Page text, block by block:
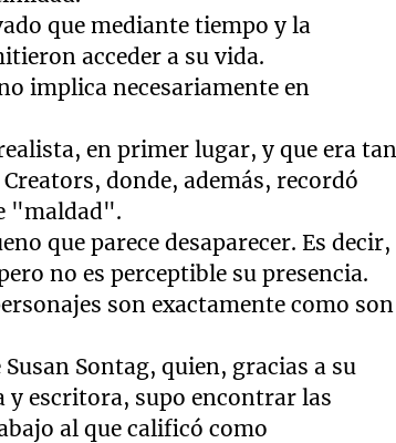
que mediante tiempo y la
acceder a su vida.
implica necesariamente en
en primer lugar, y que era tan
donde, además, recordó
"maldad".
que parece desaparecer. Es decir,
no es perceptible su presencia.
son exactamente como son
Sontag, quien, gracias a su
escritora, supo encontrar las
al que calificó como